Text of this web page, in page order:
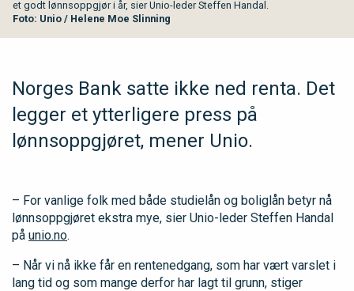
et godt lønnsoppgjør i år, sier Unio-leder Steffen Handal.
Foto: Unio / Helene Moe Slinning
Norges Bank satte ikke ned renta. Det
legger et ytterligere press på
lønnsoppgjøret, mener Unio.
– For vanlige folk med både studielån og boliglån betyr nå
lønnsoppgjøret ekstra mye, sier Unio-leder Steffen Handal
på unio.no.
– Når vi nå ikke får en rentenedgang, som har vært varslet i
lang tid og som mange derfor har lagt til grunn, stiger